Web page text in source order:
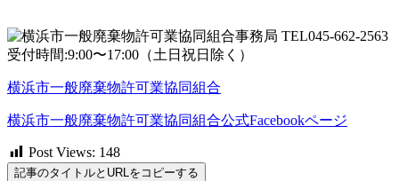
横浜市一般廃棄物許可業協同組合
横浜市一般廃棄物許可業協同組合公式Facebookページ
Post Views: 148
記事のタイトルとURLをコピーする